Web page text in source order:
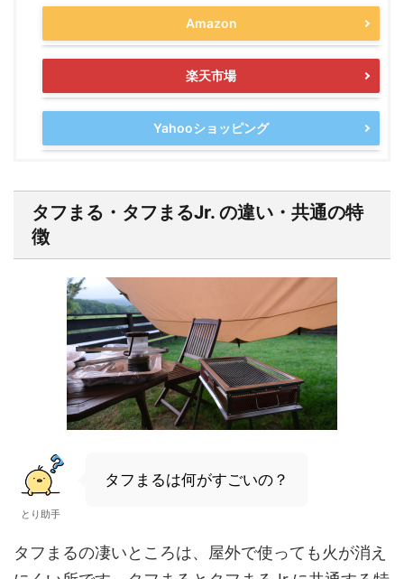
Amazon
楽天市場
Yahooショッピング
タフまる・タフまるJr. の違い・共通の特
徴
とり助手
タフまるは何がすごいの？
タフまるの凄いところは、 屋外で使っても火が消え